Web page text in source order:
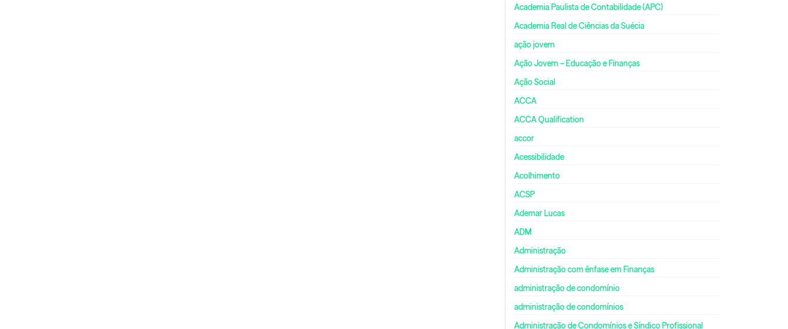
Academia Paulista de Contabilidade (APC)
Academia Real de Ciências da Suécia
ação jovem
Ação Jovem – Educação e Finanças
Ação Social
ACCA
ACCA Qualification
accor
Acessibilidade
Acolhimento
ACSP
Ademar Lucas
ADM
Administração
Administração com ênfase em Finanças
administração de condomínio
administração de condomínios
Administração de Condomínios e Síndico Profissional